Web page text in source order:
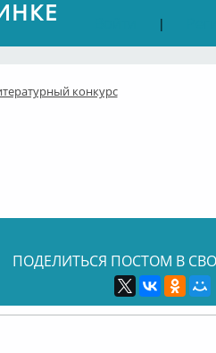
|
конкурс
ПОДЕЛИТЬСЯ ПОСТОМ В